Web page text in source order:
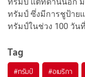
ทรัมป์ ซึ่งมีการชูป้าย
ทรัมป์ในช่วง 100 วัน
Tag
#ทรัมป์ #อเมริกา